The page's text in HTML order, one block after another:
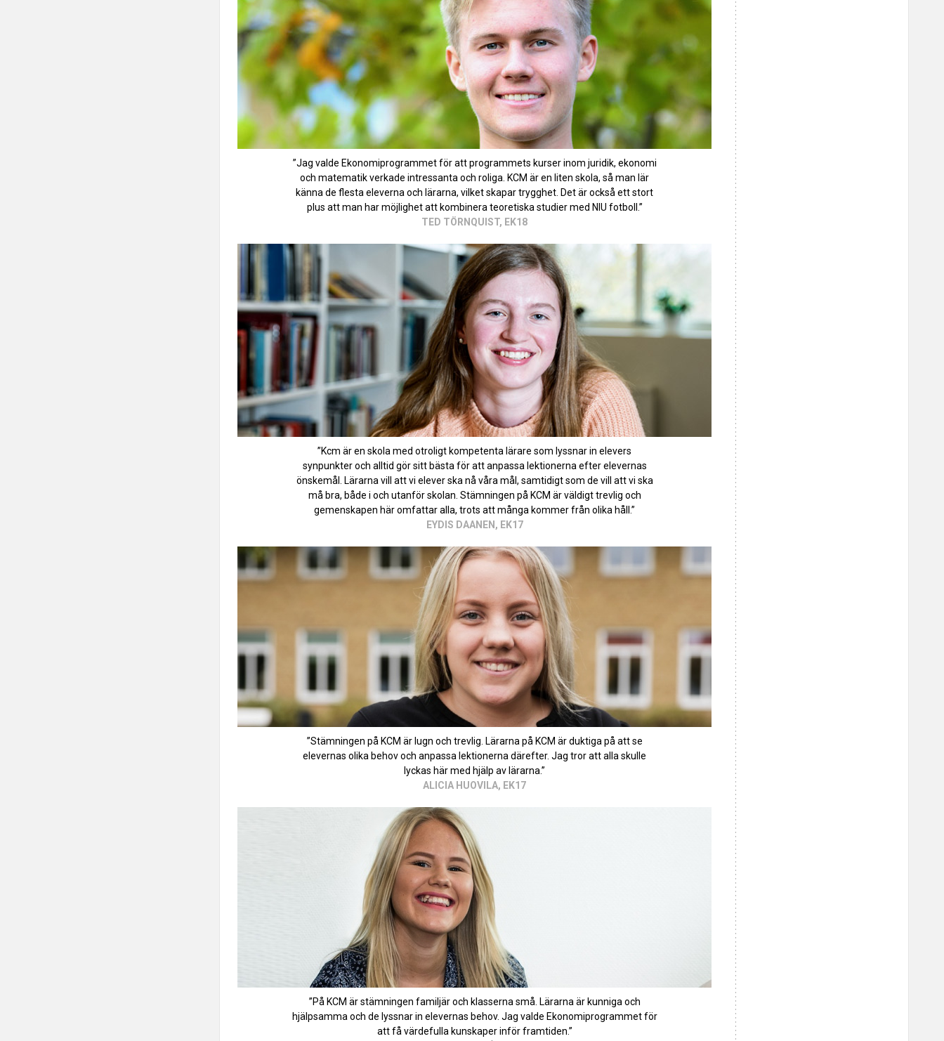
”Jag valde Ekonomiprogrammet för att programmets kurser inom juridik, ekonomi
och matematik verkade intressanta och roliga. KCM är en liten skola, så man lär
känna de flesta eleverna och lärarna, vilket skapar trygghet. Det är också ett stort
plus att man har möjlighet att kombinera teoretiska studier med NIU fotboll.”
TED TÖRNQUIST, EK18
”Kcm är en skola med otroligt kompetenta lärare som lyssnar in elevers
synpunkter och alltid gör sitt bästa för att anpassa lektionerna efter elevernas
önskemål. Lärarna vill att vi elever ska nå våra mål, samtidigt som de vill att vi ska
må bra, både i och utanför skolan. Stämningen på KCM är väldigt trevlig och
gemenskapen här omfattar alla, trots att många kommer från olika håll.”
EYDIS DAANEN, EK17
”Stämningen på KCM är lugn och trevlig. Lärarna på KCM är duktiga på att se
elevernas olika behov och anpassa lektionerna därefter. Jag tror att alla skulle
lyckas här med hjälp av lärarna.”
ALICIA HUOVILA, EK17
”På KCM är stämningen familjär och klasserna små. Lärarna är kunniga och
hjälpsamma och de lyssnar in elevernas behov. Jag valde Ekonomiprogrammet för
att få värdefulla kunskaper inför framtiden.”